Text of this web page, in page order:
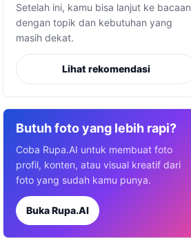
Setelah ini, kamu bisa lanjut ke bacaan
dengan topik dan kebutuhan yang
masih dekat.
Lihat rekomendasi
Butuh foto yang lebih rapi?
Coba Rupa.AI untuk membuat foto
profil, konten, atau visual kreatif dari
foto yang sudah kamu punya.
Buka Rupa.AI